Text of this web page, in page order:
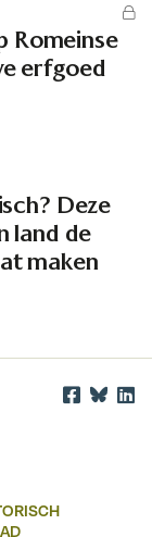
Romeinse
erfgoed
Deze
land de
maken